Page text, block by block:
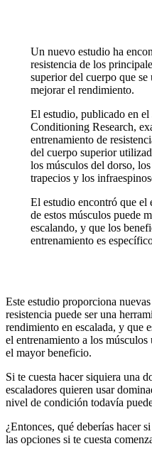
Un nuevo estudio ha
resistencia de los
superior del cuerpo que
mejorar el rendimiento.
El estudio, publicado en
Conditioning Research,
entrenamiento de
del cuerpo superior
los músculos del dorso,
trapecios y los
El estudio encontró que el
de estos músculos puede
escalando, y que los
entrenamiento es
Este estudio proporciona
resistencia puede ser una
rendimiento en escalada, y que
el entrenamiento a los
el mayor beneficio.
Si te cuesta hacer siquiera una
escaladores quieren usar
nivel de condición todavía
¿Entonces, qué deberías hacer
las opciones si te cuesta